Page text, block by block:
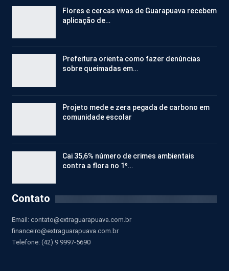
Flores e cercas vivas de Guarapuava recebem
aplicação de…
Prefeitura orienta como fazer denúncias
sobre queimadas em…
Projeto mede e zera pegada de carbono em
comunidade escolar
Cai 35,6% número de crimes ambientais
contra a flora no 1º…
Contato
Email: contato@extraguarapuava.com.br
financeiro@extraguarapuava.com.br
Telefone: (42) 9 9997-5690